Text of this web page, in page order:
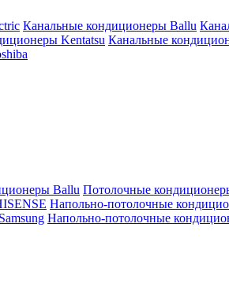
Канальные кондиционеры Ballu
Kentatsu Канальные
Ballu Потолочные
Напольно-потолочные
Напольно-потолочные